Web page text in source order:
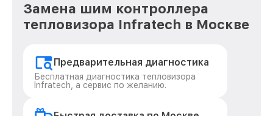
Замена шим контроллера
тепловизора Infratech в Москве
Предварительная диагностика
Бесплатная диагностика тепловизора
Infratech, а сервис по желанию.